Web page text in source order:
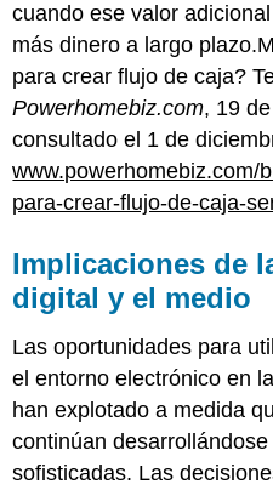
cuando ese valor
más dinero a largo
para crear flujo de caja?
Powerhomebiz.com, 19
consultado el 1 de
www.powerhomebiz.com/
para-crear-flujo-de-caja-
Implicaciones de
digital y el medio
Las oportunidades para
el entorno electrónico en
han explotado a medida
continúan
sofisticadas. Las